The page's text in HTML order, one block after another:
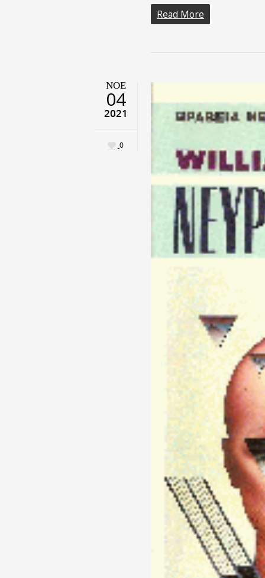
Read More
ΝΟΈ
04
2021
0